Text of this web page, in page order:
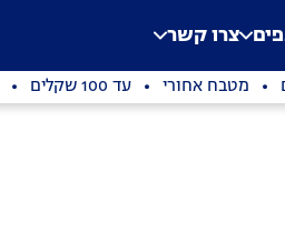
צרו קשר
מטבח אחורי עד 100 שקלים